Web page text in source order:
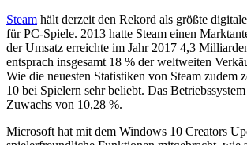
Steam hält derzeit den Rekord als größte
für PC-Spiele. 2013 hatte Steam einen
der Umsatz erreichte im Jahr 2017 4,3
entsprach insgesamt 18 % der weltweiten
Wie die neuesten Statistiken von Steam zudem
10 bei Spielern sehr beliebt. Das
Zuwachs von 10,28 %.
Microsoft hat mit dem Windows 10 Creators